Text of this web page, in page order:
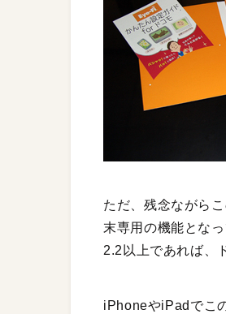
ただ、残念ながら
末専用の機能とな
2.2以上であれば、
iPhoneやiPadでこ